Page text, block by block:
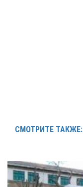
СМОТРИТЕ ТАКЖЕ: